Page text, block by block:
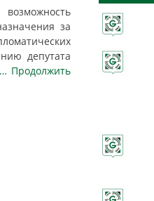
за
депутата
… Продолжить